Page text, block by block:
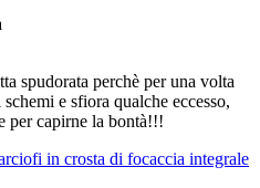
spudorata perchè per una volta
e sfiora qualche eccesso,
per capirne la bontà!!!
in crosta di focaccia integrale